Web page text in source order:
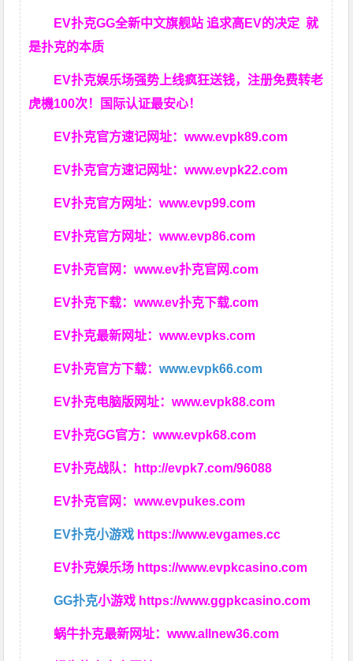
EV扑克GG全新中文旗舰站 追求高EV的决定就
是扑克的本质
EV扑克娱乐场强势上线疯狂送钱，注册免费转老
虎機100次！国际认证最安心！
EV扑克官方速记网址：www.evpk89.com
EV扑克官方速记网址：www.evpk22.com
EV扑克官方网址：www.evp99.com
EV扑克官方网址：www.evp86.com
EV扑克官网：www.ev扑克官网.com
EV扑克下载：www.ev扑克下载.com
EV扑克最新网址：www.evpks.com
EV扑克官方下载：www.evpk66.com
EV扑克电脑版网址：www.evpk88.com
EV扑克GG官方：www.evpk68.com
EV扑克战队： http://evpk7.com/96088
EV扑克官网：www.evpukes.com
EV扑克小游戏 https://www.evgames.cc
EV扑克娱乐场 https://www.evpkcasino.com
GG扑克小游戏 https://www.ggpkcasino.com
蜗牛扑克最新网址：www.allnew36.com